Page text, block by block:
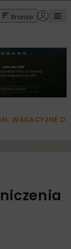
Branże
WAKACYJNE
< Cofnij